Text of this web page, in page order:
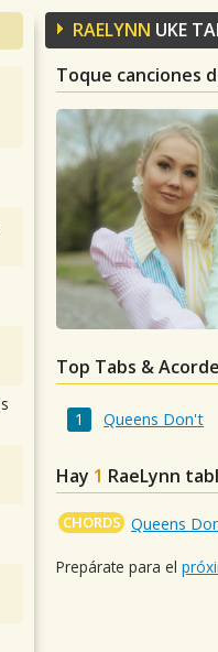
RAELYNN UKE
Toque canciones
Top Tabs &
Queens Don't
Hay 1 RaeLynn
CHORDS Queens
Prepárate para el